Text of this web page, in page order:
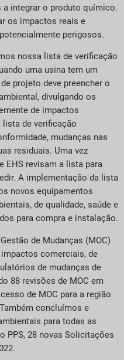
integrar o produto químico.
os impactos reais e
perigosos.
nossa lista de verificação
uma usina tem um
projeto deve preencher o
divulgando os
de impactos
de verificação
mudanças nas
residuais. Uma vez
EHS revisam a lista para
A implementação da lista
novos equipamentos
de qualidade, saúde e
para compra e instalação.
de Mudanças (MOC)
comerciais, de
de mudanças de
88 revisões de MOC em
de MOC para a região
concluímos e
para todas as
PPS, 28 novas Solicitações